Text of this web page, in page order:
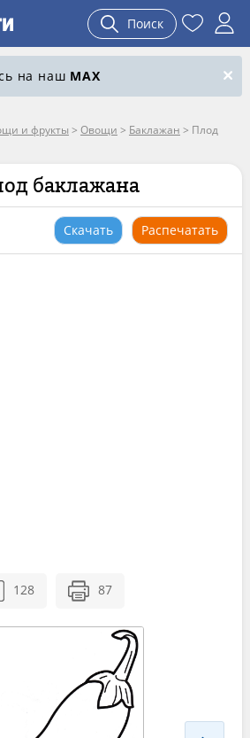
Поиск
на наш MAX
и фрукты > Овощи > Баклажан > Плод
баклажана
Скачать Распечатать
128 87